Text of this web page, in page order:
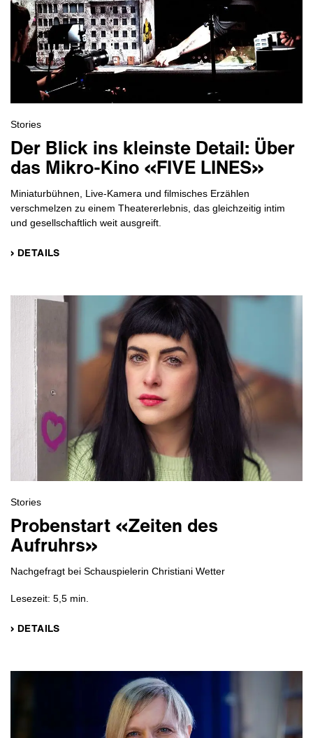
Stories
Der Blick ins kleinste Detail: Über
das Mikro-Kino «FIVE LINES»
Miniaturbühnen, Live-Kamera und filmisches Erzählen
verschmelzen zu einem Theatererlebnis, das gleichzeitig intim
und gesellschaftlich weit ausgreift.
› DETAILS
Stories
Probenstart «Zeiten des
Aufruhrs»
Nachgefragt bei Schauspielerin Christiani Wetter
Lesezeit: 5,5 min.
› DETAILS